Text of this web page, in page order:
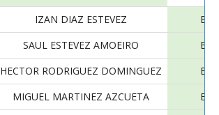
IZAN DIAZ ESTEVEZ
SAUL ESTEVEZ AMOEIRO
HECTOR RODRIGUEZ DOMINGUEZ
MIGUEL MARTINEZ AZCUETA